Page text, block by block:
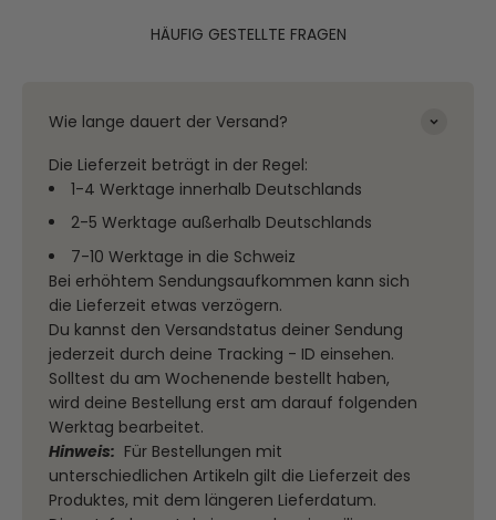
HÄUFIG GESTELLTE FRAGEN
Wie lange dauert der Versand?
Die Lieferzeit beträgt in der Regel:
1-4 Werktage innerhalb Deutschlands
2-5 Werktage außerhalb Deutschlands
7-10 Werktage in die Schweiz
Bei erhöhtem Sendungsaufkommen kann sich
die Lieferzeit etwas verzögern.
Du kannst den Versandstatus deiner Sendung
jederzeit durch deine Tracking - ID einsehen.
Solltest du am Wochenende bestellt haben,
wird deine Bestellung erst am darauf folgenden
Werktag bearbeitet.
Hinweis: Für Bestellungen mit
unterschiedlichen Artikeln gilt die Lieferzeit des
Produktes, mit dem längeren Lieferdatum.